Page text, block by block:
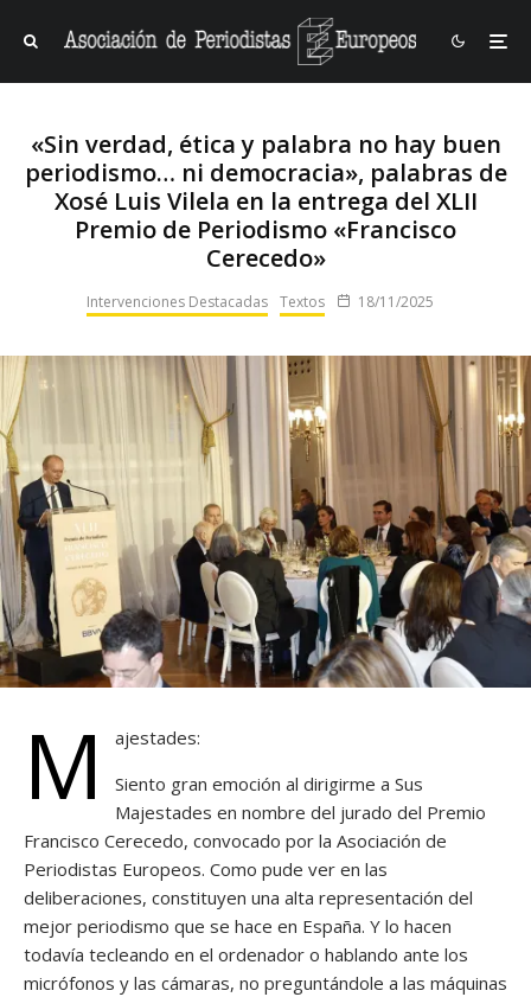
«Sin verdad, ética y palabra no hay buen
periodismo… ni democracia», palabras de
Xosé Luis Vilela en la entrega del XLII
Premio de Periodismo «Francisco
Cerecedo»
Intervenciones Destacadas Textos 18/11/2025
M
ajestades:
Siento gran emoción al dirigirme a Sus
Majestades en nombre del jurado del Premio
Francisco Cerecedo, convocado por la Asociación de
Periodistas Europeos. Como pude ver en las
deliberaciones, constituyen una alta representación del
mejor periodismo que se hace en España. Y lo hacen
todavía tecleando en el ordenador o hablando ante los
micrófonos y las cámaras, no preguntándole a las máquinas